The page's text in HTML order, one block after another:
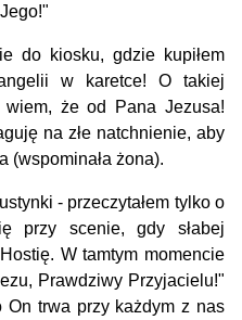
do kiosku, gdzie kupiłem
w karetce! O takiej
wiem, że od Pana Jezusa!
na złe natchnienie, aby
(wspominała żona).
- przeczytałem tylko o
przy scenie, gdy słabej
W tamtym momencie
Prawdziwy Przyjacielu!"
On trwa przy każdym z nas